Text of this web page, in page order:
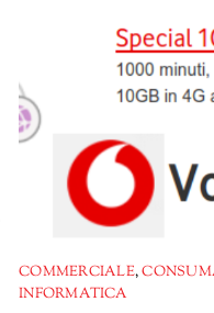
COMMERCIALE,
INFORMATICA